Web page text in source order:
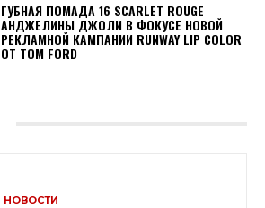
ГУБНАЯ ПОМАДА 16 SCARLET ROUGE
АНДЖЕЛИНЫ ДЖОЛИ В ФОКУСЕ НОВОЙ
РЕКЛАМНОЙ КАМПАНИИ RUNWAY LIP COLOR
ОТ TOM FORD
НОВОСТИ